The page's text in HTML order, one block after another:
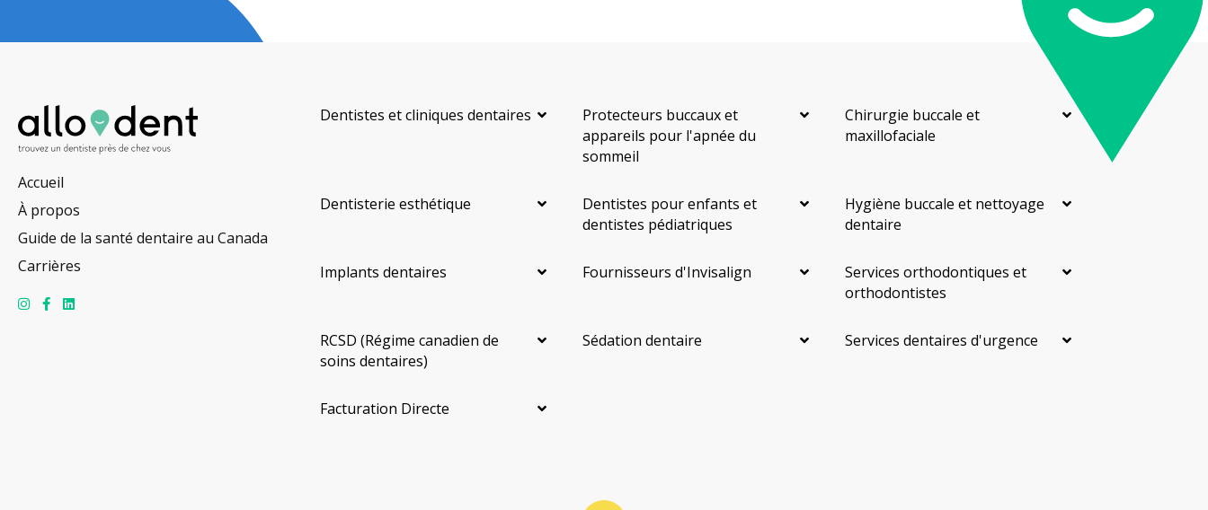
Accueil
À propos
Guide de la santé dentaire au Canada
Carrières
Dentistes et cliniques dentaires
Protecteurs buccaux et
appareils pour l'apnée du
sommeil
Chirurgie buccale et
maxillofaciale
Dentisterie esthétique
Dentistes pour enfants et
dentistes pédiatriques
Hygiène buccale et nettoyage
dentaire
Implants dentaires Fournisseurs d'Invisalign
Services orthodontiques et
orthodontistes
RCSD (Régime canadien de
soins dentaires)
Sédation dentaire Services dentaires d'urgence
Facturation Directe